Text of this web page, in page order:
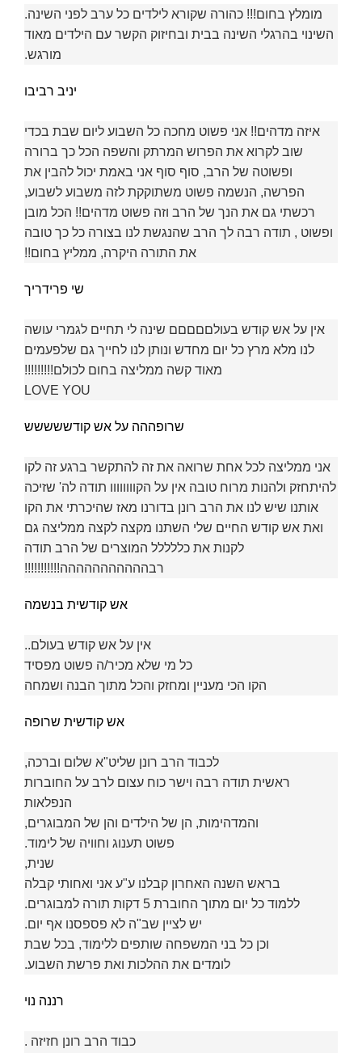
מומלץ בחום!!! כהורה שקורא לילדים כל ערב לפני השינה.
השינוי בהרגלי השינה בבית ובחיזוק הקשר עם הילדים מאוד
מורגש.
יניב רביבו
איזה מדהים!! אני פשוט מחכה כל השבוע ליום שבת בכדי
שוב לקרוא את הפרוש המרתק והשפה הכל כך ברורה
ופשוטה של הרב, סוף סוף אני באמת יכול להבין את
הפרשה, הנשמה פשוט משתוקקת לזה משבוע לשבוע,
רכשתי גם את הנך של הרב וזה פשוט מדהים!! הכל מובן
ופשוט , תודה רבה לך הרב שהנגשת לנו בצורה כל כך טובה
את התורה היקרה, ממליץ בחום!!
שי פרידריך
אין על אש קודש בעולםםםםם שינה לי תחיים לגמרי עושה
לנו מלא מרץ כל יום מחדש ונותן לנו לחייך גם שלפעמים
מאוד קשה ממליצה בחום לכולם!!!!!!!!!
LOVE YOU
שרופההה על אש קודששששש
אני ממליצה לכל אחת שרואה את זה להתקשר ברגע זה לקו
להיתחזק ולהנות מרוח טובה אין על הקוווווווו תודה לה' שזיכה
אותנו שיש לנו את הרב רונן בדורנו מאז שהיכרתי את הקו
ואת אש קודש החיים שלי השתנו מקצה לקצה ממליצה גם
לקנות את כללללל המוצרים של הרב תודה
רבההההההההההה!!!!!!!!!!!
אש קודשית בנשמה
אין על אש קודש בעולם..
כל מי שלא מכיר/ה פשוט מפסיד
הקו הכי מעניין ומחזק והכל מתוך הבנה ושמחה
אש קודשית שרופה
לכבוד הרב רונן שליט"א שלום וברכה,
ראשית תודה רבה וישר כוח עצום לרב על החוברות
הנפלאות
והמדהימות, הן של הילדים והן של המבוגרים,
פשוט תענוג וחוויה של לימוד.
שנית,
בראש השנה האחרון קבלנו ע"ע אני ואחותי קבלה
ללמוד כל יום מתוך החוברת 5 דקות תורה למבוגרים.
יש לציין שב"ה לא פספסנו אף יום.
וכן כל בני המשפחה שותפים ללימוד, בכל שבת
לומדים את ההלכות ואת פרשת השבוע.
רננה נוי
כבוד הרב רונן חזיזה .